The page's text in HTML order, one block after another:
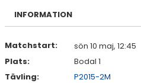
TRUPPEN
INFORMATION
Matchstart:
sön 10 maj, 12:45
Plats:
Bodal 1
Tävling:
P2015-2M